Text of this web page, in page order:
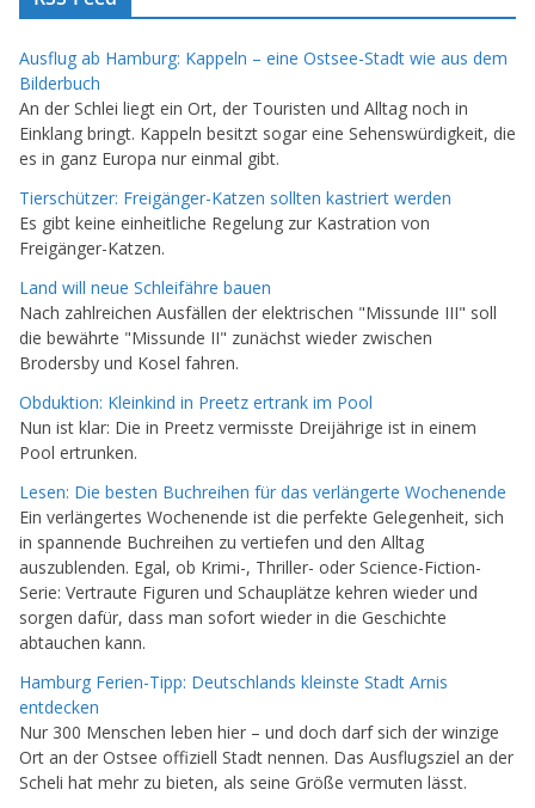
Ausflug ab Hamburg: Kappeln – eine Ostsee-Stadt wie aus dem
Bilderbuch
An der Schlei liegt ein Ort, der Touristen und Alltag noch in
Einklang bringt. Kappeln besitzt sogar eine Sehenswürdigkeit, die
es in ganz Europa nur einmal gibt.
Tierschützer: Freigänger-Katzen sollten kastriert werden
Es gibt keine einheitliche Regelung zur Kastration von
Freigänger-Katzen.
Land will neue Schleifähre bauen
Nach zahlreichen Ausfällen der elektrischen "Missunde III" soll
die bewährte "Missunde II" zunächst wieder zwischen
Brodersby und Kosel fahren.
Obduktion: Kleinkind in Preetz ertrank im Pool
Nun ist klar: Die in Preetz vermisste Dreijährige ist in einem
Pool ertrunken.
Lesen: Die besten Buchreihen für das verlängerte Wochenende
Ein verlängertes Wochenende ist die perfekte Gelegenheit, sich
in spannende Buchreihen zu vertiefen und den Alltag
auszublenden. Egal, ob Krimi-, Thriller- oder Science-Fiction-
Serie: Vertraute Figuren und Schauplätze kehren wieder und
sorgen dafür, dass man sofort wieder in die Geschichte
abtauchen kann.
Hamburg Ferien-Tipp: Deutschlands kleinste Stadt Arnis
entdecken
Nur 300 Menschen leben hier – und doch darf sich der winzige
Ort an der Ostsee offiziell Stadt nennen. Das Ausflugsziel an der
Scheli hat mehr zu bieten, als seine Größe vermuten lässt.